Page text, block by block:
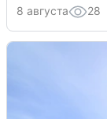
8 августа 28